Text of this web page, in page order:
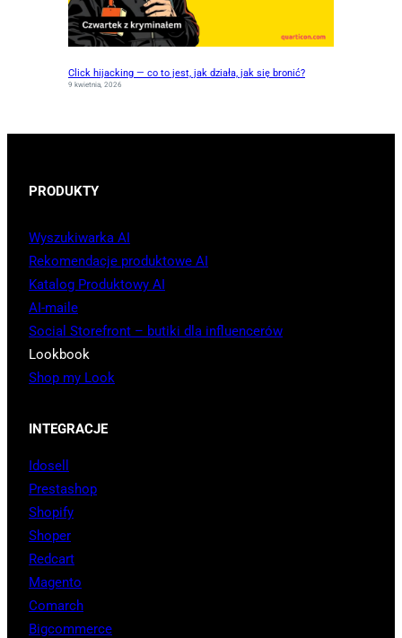
Click hijacking — co to jest, jak działa, jak się bronić?
9 kwietnia, 2026
PRODUKTY
Wyszukiwarka AI
Rekomendacje produktowe AI
Katalog Produktowy AI
AI-maile
Social Storefront – butiki dla influencerów
Lookbook
Shop my Look
INTEGRACJE
Idosell
Prestashop
Shopify
Shoper
Redcart
Magento
Comarch
Bigcommerce